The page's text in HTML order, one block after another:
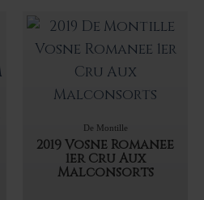
De Montille
2019 Vosne Romanee
1er Cru Aux
Malconsorts